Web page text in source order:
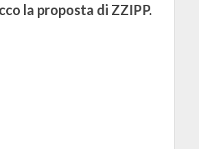
la proposta di ZZIPP.